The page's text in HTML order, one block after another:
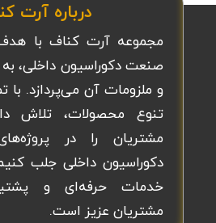
درباره آرت
مجموعه آرت کناف با هدف
صنعت دکوراسیون داخلی، به
و ملزومات آن می‌پردازد. با
تنوع محصولات، تلاش
مشتریان را در
دکوراسیون داخلی جلب
خدمات حرفه‌ای و
مشتریان عزیز است.